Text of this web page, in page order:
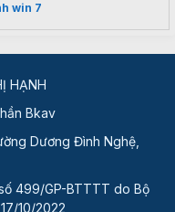
win 7
HẠNH
Bkav
Dương Đình Nghệ,
499/GP-BTTTT do Bộ
10/2022